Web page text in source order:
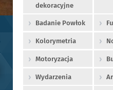
dekoracyjne
Badanie Powłok
Kolorymetria
Motoryzacja
Wydarzenia